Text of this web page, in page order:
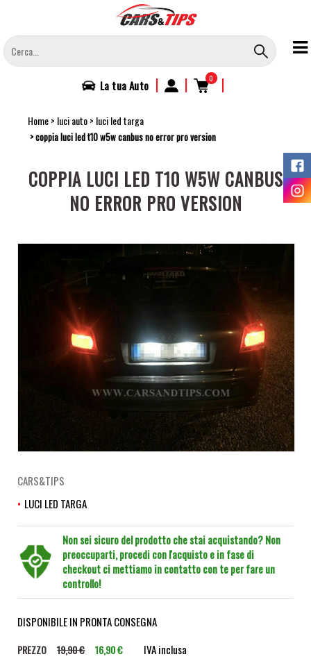
contenuto
principale
La tuaAuto | | 0 |
Home luci auto luci led targa
coppia luci led t10 w5w canbus no error pro version
COPPIA LUCI LED T10 W5W CANBUS
NO ERROR PRO VERSION
CARS&TIPS
LUCI LED TARGA
Non sei sicuro del prodotto che stai acquistando? Non
preoccuparti, procedi con l'acquisto e in fase di
checkout ci mettiamo in contatto con te per fare un
controllo!
DISPONIBILE IN PRONTA CONSEGNA
PREZZO 19,90 € 16,90 € IVA inclusa